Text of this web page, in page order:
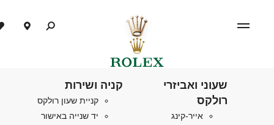
שעוני ואביזרי
רולקס
אייר-קינג
קניה ושירות
קניית שעון רולקס
יד שנייה באישור